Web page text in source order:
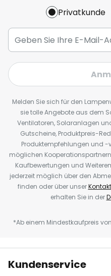
Privatkunde
Melden Sie sich für den
sie tolle Angebote aus dem
Ventilatoren, Solaranlagen
Gutscheine, Produktpreis-
Produktempfehlungen und
möglichen
Kaufbewertungen und
jederzeit möglich über den
finden oder über unser
erhalten Sie in der
*Ab einem Mindestkaufpreis
Kundenservice